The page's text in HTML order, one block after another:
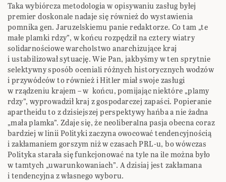
Taka wybiórcza metodologia w opisywaniu zasług byłej
premier doskonale nadaje się również do wystawienia
pomnika gen. Jaruzelskiemu panie redaktorze. Co tam „te
małe plamki rdzy”, w końcu rozpędził na cztery wiatry
solidarnościowe warcholstwo anarchizujące kraj
i ustabilizował sytuację. Wie Pan, jakbyśmy w ten sprytnie
selektywny sposób oceniali różnych historycznych wodzów
i przywódców to również i Hitler miał swoje zasługi
w rządzeniu krajem – w końcu, pomijając niektóre „plamy
rdzy”, wyprowadził kraj z gospodarczej zapaści. Popieranie
apartheidu to z dzisiejszej perspektywy hańba a nie żadna
„mała plamka”. Zdaje się, że neoliberalna pasja obecna coraz
bardziej w linii Polityki zaczyna owocować tendencyjnością
i zakłamaniem gorszym niż w czasach PRL-u, bo wówczas
Polityka starała się funkcjonować na tyle na ile można było
w tamtych „uwarunkowaniach”. A dzisiaj jest zakłamana
i tendencyjna z własnego wyboru.